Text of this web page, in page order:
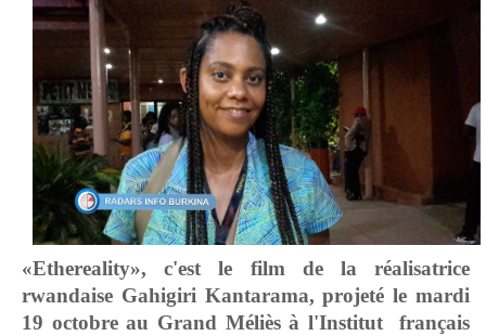
«Ethereality», c'est le film de la réalisatrice
rwandaise Gahigiri Kantarama, projeté le mardi
19 octobre au Grand Mélièsà l'Institut français